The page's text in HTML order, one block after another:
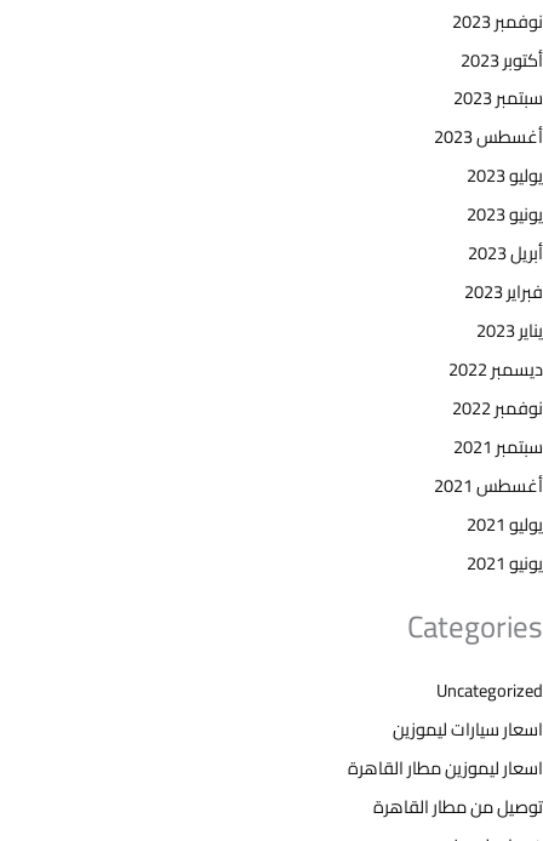
نوفمبر 2023
أكتوبر 2023
سبتمبر 2023
أغسطس 2023
يوليو 2023
يونيو 2023
أبريل 2023
فبراير 2023
يناير 2023
ديسمبر 2022
نوفمبر 2022
سبتمبر 2021
أغسطس 2021
يوليو 2021
يونيو 2021
Categories
Uncategorized
اسعار سيارات ليموزين
اسعار ليموزين مطار القاهرة
توصيل من مطار القاهرة